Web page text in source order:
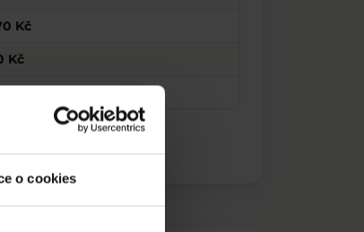
o cookies
Kč
Kč